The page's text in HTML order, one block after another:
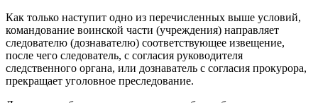
Как только наступит одно из перечисленных выше условий,
командование воинской части (учреждения) направляет
следователю (дознавателю) соответствующее извещение,
после чего следователь, с согласия руководителя
следственного органа, или дознаватель с согласия прокурора,
прекращает уголовное преследование.